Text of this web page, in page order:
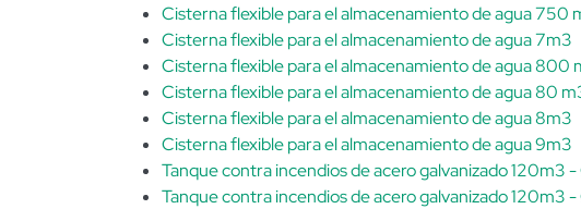
Cisterna flexible para el almacenamiento de agua 750
Cisterna flexible para el almacenamiento de agua 7m3
Cisterna flexible para el almacenamiento de agua 800
Cisterna flexible para el almacenamiento de agua 80
Cisterna flexible para el almacenamiento de agua 8m3
Cisterna flexible para el almacenamiento de agua 9m3
Tanque contra incendios de acero galvanizado 120m3
Tanque contra incendios de acero galvanizado